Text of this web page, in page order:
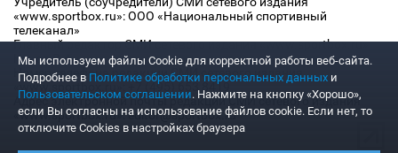
«www.sportbox.ru»: ООО «Национальный спортивный
телеканал»
Главный редактор СМИ сетевого издания «www.sportbox.ru»:
Конов В.А.
Номер телефона редакции СМИ сетевого издания
«www.sportbox.ru»: +7 (495) 653 8419
Адрес электронной почты редакции СМИ сетевого издания
«www.sportbox.ru»: editor@sportbox.ru
Мы используем файлы Сookie для корректной работы веб-сайта.
Подробнее в Политике обработки персональных данных и
Пользовательском соглашении. Нажмите на кнопку «Хорошо»,
если Вы согласны на использование файлов cookie. Если нет, то
отключите Cookies в настройках браузера